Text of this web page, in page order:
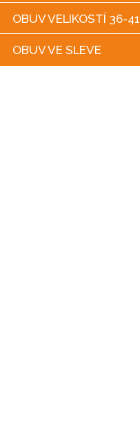
OBUV VELIKOSTÍ 36-41
OBUV VE SLEVE